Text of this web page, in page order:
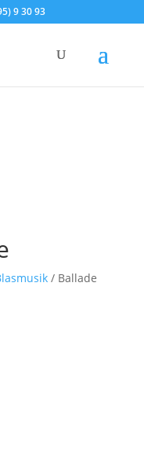
9 30 93
/ Ballade